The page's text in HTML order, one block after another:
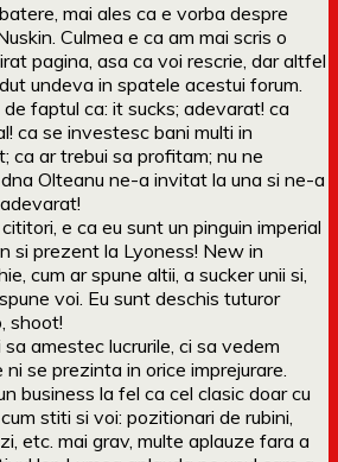
mai ales ca e vorba despre
Culmea e ca am mai scris o
pagina, asa ca voi rescrie, dar altfel
undeva in spatele acestui forum.
faptul ca: it sucks; adevarat! ca
ca se investesc bani multi in
ca ar trebui sa profitam; nu ne
Olteanu ne-a invitat la una si ne-a
e ca eu sunt un pinguin imperial
si prezent la Lyoness! New in
cum ar spune altii, a sucker unii si,
voi. Eu sunt deschis tuturor
shoot!
sa amestec lucrurile, ci sa vedem
se prezinta in orice imprejurare.
business la fel ca cel clasic doar cu
stiti si voi: pozitionari de rubini,
etc. mai grav, multe aplauze fara a